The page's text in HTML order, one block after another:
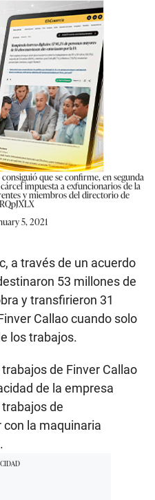
que se confirme, en segunda
impuesta a exfuncionarios de la
y miembros del directorio de
5, 2021
a través de un acuerdo
53 millones de
y transfirieron 31
Callao cuando solo
los trabajos.
de Finver Callao
de la empresa
de
la maquinaria